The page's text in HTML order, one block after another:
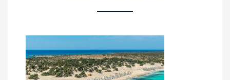
ΜΕ ΤΡΕΝΑ ΣΕ ΒΕΛΓΙΟ ΚΑΙ